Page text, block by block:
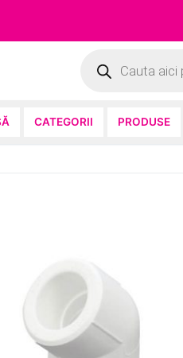
search
CATEGORII PRODUSE